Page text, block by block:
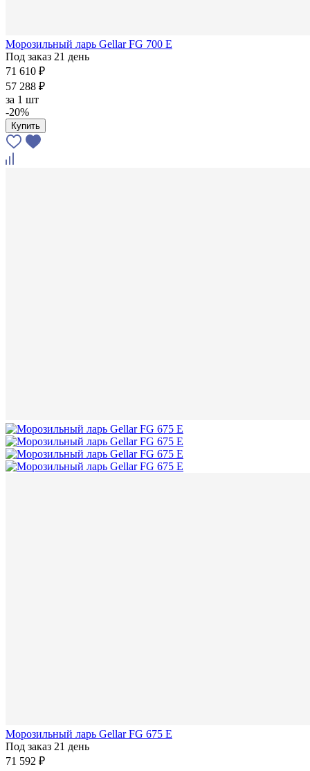
Морозильный ларь Gellar FG 700 E
Под заказ 21 день
71 610 ₽
57 288 ₽
за 1 шт
-20%
Купить
Морозильный ларь Gellar FG 675 E
Под заказ 21 день
71 592 ₽